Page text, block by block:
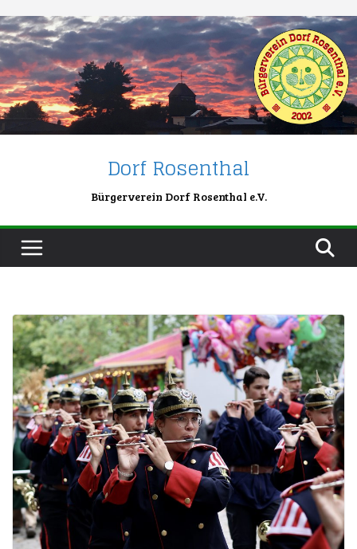
to
content
Dorf Rosenthal
Bürgerverein Dorf Rosenthal e.V.